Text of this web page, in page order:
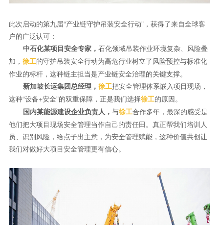
此次启动的第九届“产业链守护吊装安全行动”，获得了来自全球客
户的广泛认可：
中石化某项目安全专家， 石化领域吊装作业环境复杂、风险叠
加， 徐工的守护吊装安全行动为高危行业树立了风险预控与标准化
作业的标杆，这种链主担当是产业链安全治理的关键支撑。
新加坡长运集团总经理， 徐工把安全管理体系嵌入项目现场，
这种“设备+安全”的双重保障，正是我们选择徐工的原因。
国内某能源建设企业负责人， 与徐工合作多年，最深的感受是
他们把大项目现场安全管理当作自己的责任田。真正帮我们培训人
员、识别风险，给点子出主意，为安全管理赋能，这种价值共创让
我们对做好大项目安全管理更有信心。